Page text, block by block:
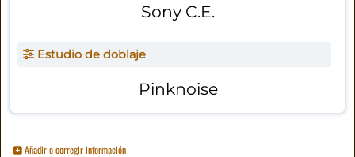
Sony C.E.
Estudio de doblaje
Pinknoise
Añadir o corregir información